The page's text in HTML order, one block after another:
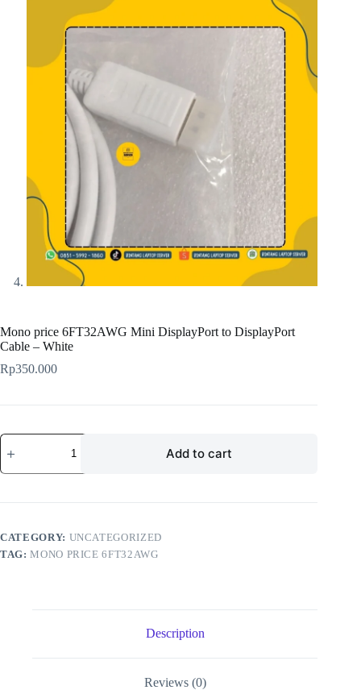
Mono price 6FT32AWG Mini DisplayPort to DisplayPort
Cable – White
Rp350.000
Mono
price
to
Cable
-
White
Add to cart
CATEGORY: UNCATEGORIZED
TAG:MONO PRICE 6FT32AWG
Description
Reviews (0)